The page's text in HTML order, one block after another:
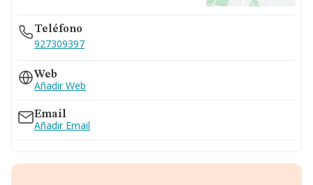
Teléfono
927309397
Web
Añadir Web
Email
Añadir Email